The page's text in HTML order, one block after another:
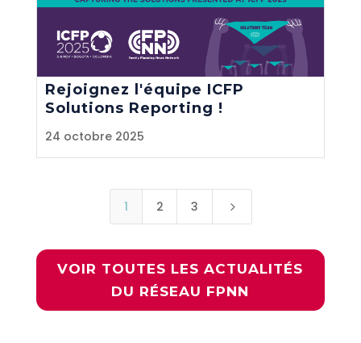
Rejoignez l'équipe ICFP
Solutions Reporting !
24 octobre 2025
1 2 3 5
VOIR TOUTES LES ACTUALITÉS
DU RÉSEAU FPNN